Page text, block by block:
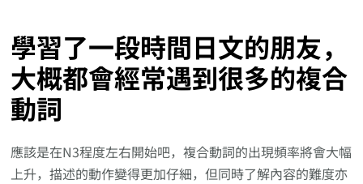
學習了一段時間日文的朋友，
大概都會經常遇到很多的複合
動詞
應該是在N3程度左右開始吧，複合動詞的出現頻率將會大幅
上升，描述的動作變得更加仔細，但同時了解內容的難度亦